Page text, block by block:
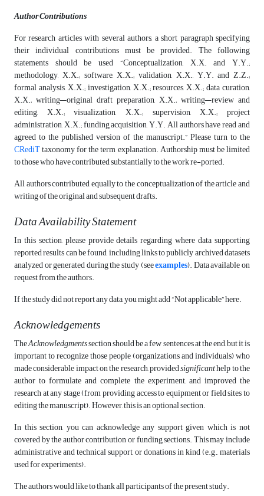
Author Contributions
For research articles with several authors, a short paragraph specifying
their individual contributions must be provided. The following
statements should be used “Conceptualization, X.X. and Y.Y.;
methodology, X.X.; software, X.X.; validation, X.X., Y.Y. and Z.Z.;
formal analysis, X.X.; investigation, X.X.; resources, X.X.; data curation,
X.X.; writing—original draft preparation, X.X.; writing—review and
editing, X.X.; visualization, X.X.; supervision, X.X.; project
administration, X.X.; funding acquisition, Y.Y. All authors have read and
agreed to the published version of the manuscript.” Please turn to the
CRediTtaxonomy for the term explanation. Authorship must be limited
to those who have contributed substantially to the work re-ported.
All authors contributed equally to the conceptualization of the article and
writing of the original and subsequent drafts.
Data Availability Statement
In this section, please provide details regarding where data supporting
reported results can be found, including links to publicly archived datasets
analyzed or generated during the study (seeexamples). Data available on
request from the authors.
If the study did not report any data, you might add “Not applicable” here.
Acknowledgements
TheAcknowledgmentssection should be a few sentences at the end, but it is
important to recognize those people (organizations and individuals) who
made considerable impact on the research, providedsignificanthelp to the
author to formulate and complete the experiment, and improved the
research at any stage (from providing access to equipment or field sites to
editing the manuscript). However, this is an optional section.
In this section, you can acknowledge any support given which is not
covered by the author contribution or funding sections. This may include
administrative and technical support, or donations in kind (e.g., materials
used for experiments).
The authors would like to thank all participants of the present study.